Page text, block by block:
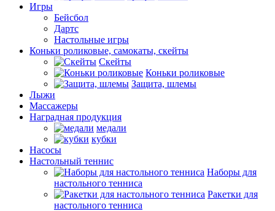
Игры
Бейсбол
Дартс
Настольные игры
Коньки роликовые, самокаты, скейты
Скейты
Коньки роликовые
Защита, шлемы
Лыжи
Массажеры
Наградная продукция
медали
кубки
Насосы
Настольный теннис
Наборы для
настольного тенниса
Ракетки для
настольного тенниса